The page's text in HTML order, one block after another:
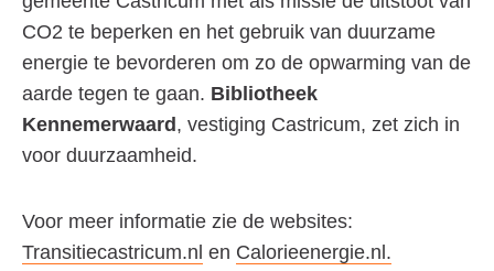
CO2 te beperken en het gebruik van duurzame
energie te bevorderen om zo de opwarming van de
aarde tegen te gaan. Bibliotheek
Kennemerwaard , vestiging Castricum, zet zich in
voor duurzaamheid.
Voor meer informatie zie de websites:
Transitiecastricum.nl en Calorieenergie.nl.